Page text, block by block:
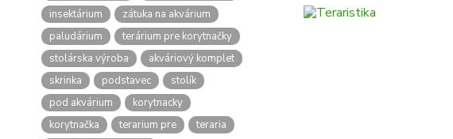
insektárium
zátuka na akvárium
paludárium
terárium pre korytnačky
stolárska výroba
akváriový komplet
skrinka
podstavec
stolík
pod akvárium
korytnacky
korytnačka
terarium pre
teraria